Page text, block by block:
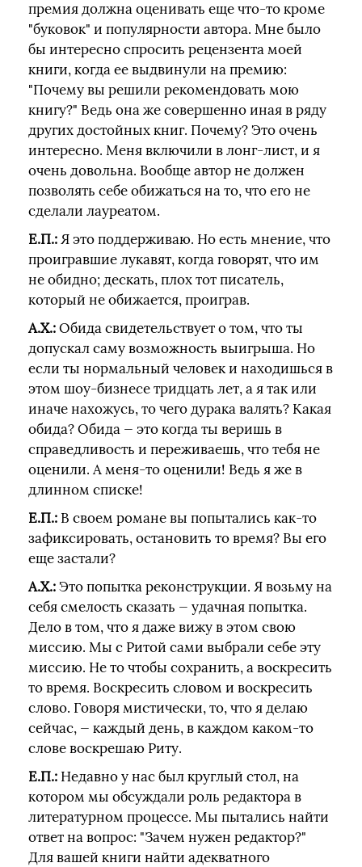
премия должна оценивать еще что-то кроме
"буковок" и популярности автора. Мне было
бы интересно спросить рецензента моей
книги, когда ее выдвинули на премию:
"Почему вы решили рекомендовать мою
книгу?" Ведь она же совершенно иная в ряду
других достойных книг. Почему? Это очень
интересно. Меня включили в лонг-лист, и я
очень довольна. Вообще автор не должен
позволять себе обижаться на то, что его не
сделали лауреатом.
Е.П.:Я это поддерживаю. Но есть мнение, что
проигравшие лукавят, когда говорят, что им
не обидно; дескать, плох тот писатель,
который не обижается, проиграв.
А.Х.:Обида свидетельствует о том, что ты
допускал саму возможность выигрыша. Но
если ты нормальный человек и находишься в
этом шоу-бизнесе тридцать лет, а я так или
иначе нахожусь, то чего дурака валять? Какая
обида? Обида — это когда ты веришь в
справедливость и переживаешь, что тебя не
оценили. А меня-то оценили! Ведь я же в
длинном списке!
Е.П.: В своем романе вы попытались как-то
зафиксировать, остановить то время? Вы его
еще застали?
А.Х.:Это попытка реконструкции. Я возьму на
себя смелость сказать — удачная попытка.
Дело в том, что я даже вижу в этом свою
миссию. Мы с Ритой сами выбрали себе эту
миссию. Не то чтобы сохранить, а воскресить
то время. Воскресить словом и воскресить
слово. Говоря мистически, то, что я делаю
сейчас, — каждый день, в каждом каком-то
слове воскрешаю Риту.
Е.П.: Недавно у нас был круглый стол, на
котором мы обсуждали роль редактора в
литературном процессе. Мы пытались найти
ответ на вопрос: "Зачем нужен редактор?"
Для вашей книги найти адекватного